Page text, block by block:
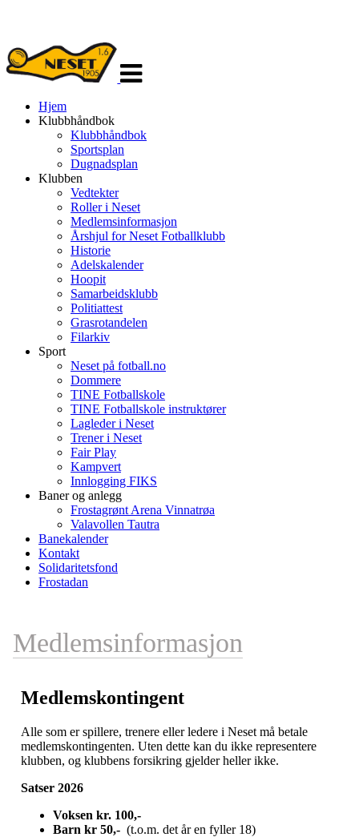
navigasjon
Hjem
Klubbhåndbok
Klubbhåndbok
Sportsplan
Dugnadsplan
Klubben
Vedtekter
Roller i Neset
Medlemsinformasjon
Årshjul for Neset Fotballklubb
Historie
Adelskalender
Hoopit
Samarbeidsklubb
Politiattest
Grasrotandelen
Filarkiv
Sport
Neset på fotball.no
Dommere
TINE Fotballskole
TINE Fotballskole instruktører
Lagleder i Neset
Trener i Neset
Fair Play
Kampvert
Innlogging FIKS
Baner og anlegg
Frostagrønt Arena Vinnatrøa
Valavollen Tautra
Banekalender
Kontakt
Solidaritetsfond
Frostadan
Medlemsinformasjon
Medlemskontingent
Alle som er spillere, trenere eller ledere i Neset må betale
medlemskontingenten. Uten dette kan du ikke representere
klubben, og klubbens forsikring gjelder heller ikke.
Satser 2026
Voksen kr. 100,-
Barn kr 50,- (t.o.m. det år en fyller 18)